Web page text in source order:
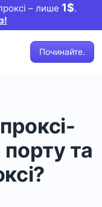
– лише 1$.
Починайте.
та